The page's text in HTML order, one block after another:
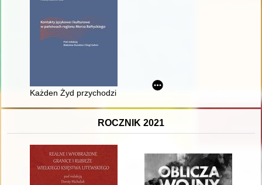
Każden Żyd przychodzi już na świat łajdakiem" : o kwestii
ROCZNIK 2021